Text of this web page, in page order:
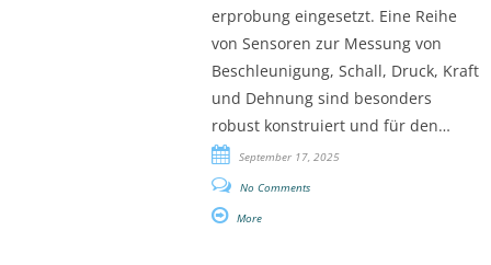
erprobung eingesetzt. Eine Reihe
von Sensoren zur Messung von
Beschleunigung, Schall, Druck, Kraft
und Dehnung sind besonders
robust konstruiert und für den…
September 17, 2025
No Comments
More